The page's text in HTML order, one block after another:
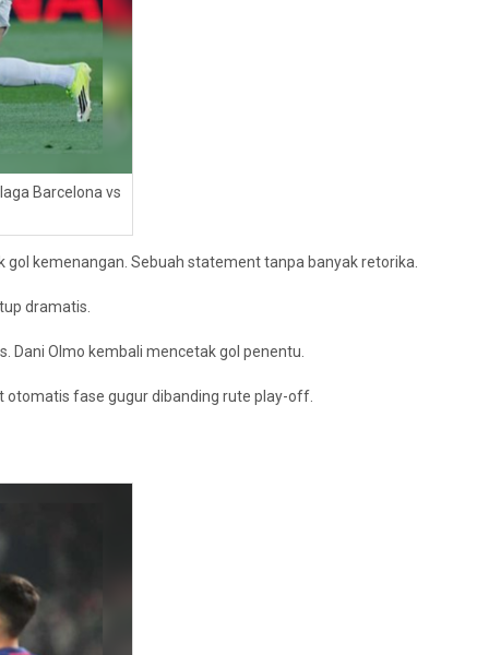
Barcelona vs
kemenangan. Sebuah statement tanpa banyak retorika.
dramatis.
Dani Olmo kembali mencetak gol penentu.
otomatis fase gugur dibanding rute play-off.